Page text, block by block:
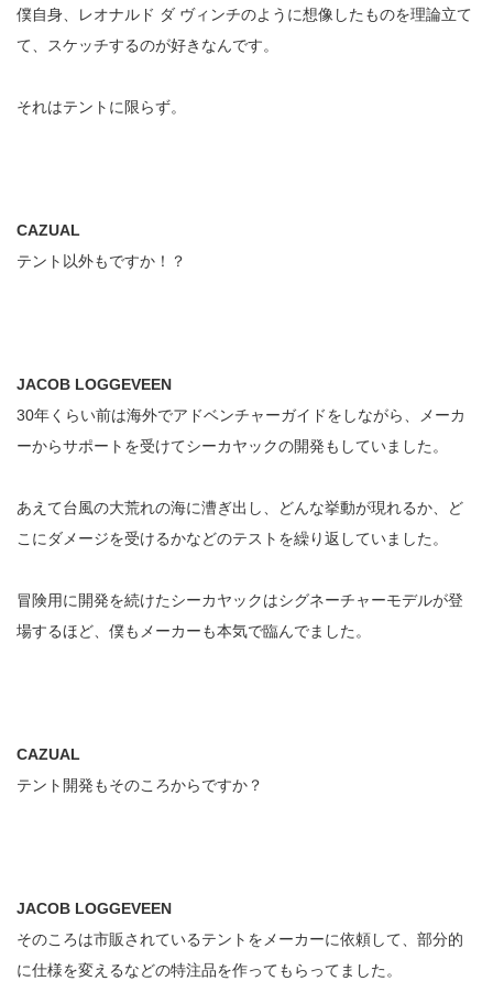
僕自身、レオナルド ダ ヴィンチのように想像したものを理論立て
て、スケッチするのが好きなんです。
それはテントに限らず。
CAZUAL
テント以外もですか！？
JACOB LOGGEVEEN
30年くらい前は海外でアドベンチャーガイドをしながら、メーカ
ーからサポートを受けてシーカヤックの開発もしていました。
あえて台風の大荒れの海に漕ぎ出し、どんな挙動が現れるか、ど
こにダメージを受けるかなどのテストを繰り返していました。
冒険用に開発を続けたシーカヤックはシグネーチャーモデルが登
場するほど、僕もメーカーも本気で臨んでました。
CAZUAL
テント開発もそのころからですか？
JACOB LOGGEVEEN
そのころは市販されているテントをメーカーに依頼して、部分的
に仕様を変えるなどの特注品を作ってもらってました。